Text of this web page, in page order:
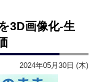
3D画像化‐生
2024年05月30日 (木)